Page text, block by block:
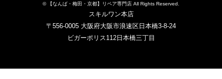
© 【なんば・梅田・京都】リペア専門店 All Rights Reserved.
スキルワン本店
〒556-0005 大阪府大阪市浪速区日本橋3-8-24
ビガーポリス112日本橋三丁目